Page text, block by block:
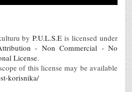
byP.U.L.S.E is licensed under
- Non Commercial - No
License.
of this license may be available
korisnika/